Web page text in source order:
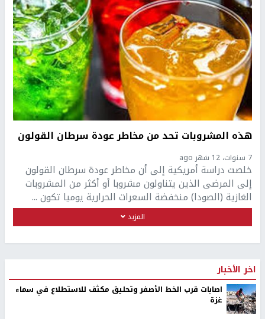
هذه المشروبات تحد من مخاطر عودة سرطان القولون
7 سنوات، 12 شهر ago
خلصت دراسة أمريكية إلى أن مخاطر عودة سرطان القولون
إلى المرضى الذين يتناولون مشروبا أو أكثر من المشروبات
الغازية (الصودا) منخفضة السعرات الحرارية يوميا تكون ...
المزيد
اخر الأخبار
اصابات قرب الخط الأصفر وتحليق مكثف للاستطلاع في سماء
غزة